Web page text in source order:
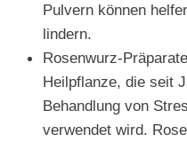
Pulvern können
lindern.
Rosenwurz-
Heilpflanze, die seit
Behandlung von
verwendet wird.